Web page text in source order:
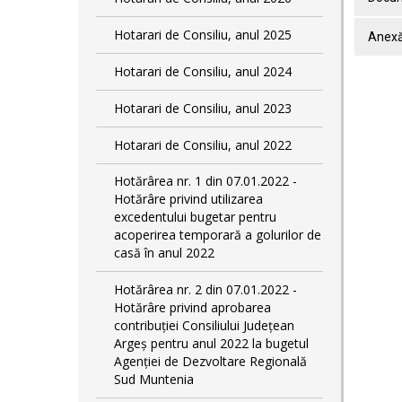
Hotarari de Consiliu, anul 2025
Hotarari de Consiliu, anul 2024
Hotarari de Consiliu, anul 2023
Hotarari de Consiliu, anul 2022
Hotărârea nr. 1 din 07.01.2022 -
Hotărâre privind utilizarea
excedentului bugetar pentru
acoperirea temporară a golurilor de
casă în anul 2022
Hotărârea nr. 2 din 07.01.2022 -
Hotărâre privind aprobarea
contribuției Consiliului Județean
Argeș pentru anul 2022 la bugetul
Agenției de Dezvoltare Regională
Sud Muntenia